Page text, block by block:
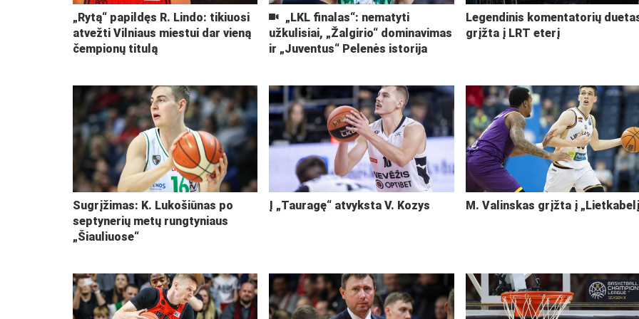
„Rytą“ papildęs R. Lindo: tikiuosi
atvežti Vilniaus miestui dar vieną
čempionų titulą
„LKL finalas“: nematyti
užkulisiai, „Žalgirio“ dominavimas
ir „Juventus“ Pelenės istorija
Legendinis komentatorių
grįžta į LRT eterį
Sugrįžimas: K. Lukošiūnas po
septynerių metų rungtyniaus
„Šiauliuose“
Į „Tauragę“ atvyksta V. Kozys M. Valinskas grįžta į